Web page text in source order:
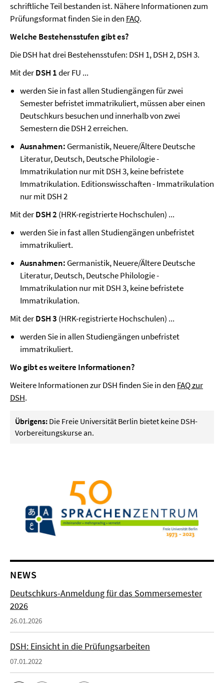
schriftliche Teil bestanden ist. Nähere Informationen zum
Prüfungsformat finden Sie in den FAQ.
Welche Bestehensstufen gibt es?
Die DSH hat drei Bestehensstufen: DSH 1, DSH 2, DSH 3.
Mit derDSH 1der FU ...
werden Sie in fast allen Studiengängen für zwei
Semester befristet immatrikuliert, müssen aber einen
Deutschkurs besuchen und innerhalb von zwei
Semestern die DSH 2 erreichen.
Ausnahmen: Germanistik, Neuere/Ältere Deutsche
Literatur, Deutsch, Deutsche Philologie -
Immatrikulation nur mit DSH 3, keine befristete
Immatrikulation. Editionswisschaften - Immatrikulation
nur mit DSH 2
Mit derDSH 2 (HRK-registrierte Hochschulen) ...
werden Sie in fast allen Studiengängen unbefristet
immatrikuliert.
Ausnahmen: Germanistik, Neuere/Ältere Deutsche
Literatur, Deutsch, Deutsche Philologie -
Immatrikulation nur mit DSH 3, keine befristete
Immatrikulation.
Mit derDSH 3 (HRK-registrierte Hochschulen) ...
werden Sie in allen Studiengängen unbefristet
immatrikuliert.
Wo gibt es weitere Informationen?
Weitere Informationen zur DSH finden Sie in den FAQ zur
DSH.
Übrigens: Die Freie Universität Berlin bietet keine DSH-
Vorbereitungskurse an.
NEWS
Deutschkurs-Anmeldung für das Sommersemester
2026
26.01.2026
DSH: Einsicht in die Prüfungsarbeiten
07.01.2022